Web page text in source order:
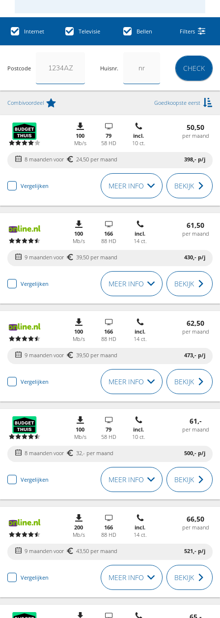
Internet Televisie Bellen Filters
Postcode Huisnr. CHECK
Combivoordeel Goedkoopste eerst
100
Mb/s
79
58 HD
incl.
10 ct.
50,50
per maand
8 maanden voor 24,50 per maand 398,- p/j
Vergelijken MEER INFO BEKIJK
100
Mb/s
166
88 HD
incl.
14 ct.
61,50
per maand
9 maanden voor 39,50 per maand 430,- p/j
Vergelijken MEER INFO BEKIJK
100
Mb/s
166
88 HD
incl.
14 ct.
62,50
per maand
9 maanden voor 39,50 per maand 473,- p/j
Vergelijken MEER INFO BEKIJK
100
Mb/s
79
58 HD
incl.
10 ct.
61,-
per maand
8 maanden voor 32,- per maand 500,- p/j
Vergelijken MEER INFO BEKIJK
200
Mb/s
166
88 HD
incl.
14 ct.
66,50
per maand
9 maanden voor 43,50 per maand 521,- p/j
Vergelijken MEER INFO BEKIJK